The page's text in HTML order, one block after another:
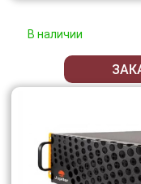
В наличии